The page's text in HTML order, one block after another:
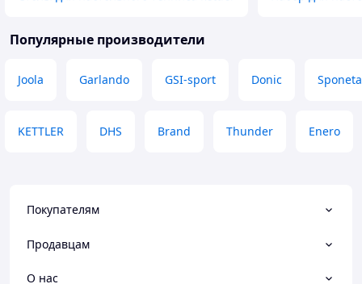
Популярные производители
Joola Garlando GSI-sport Donic Sponeta
KETTLER DHS Brand Thunder Enero
Покупателям
Продавцам
О нас